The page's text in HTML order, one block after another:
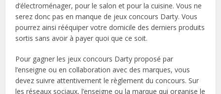
d’électroménager, pour le salon et pour la cuisine. Vous ne
serez donc pas en manque de jeux concours Darty. Vous
pourrez ainsi rééquiper votre domicile des derniers produits
sortis sans avoir à payer quoi que ce soit.
Pour gagner les jeux concours Darty proposé par
l’enseigne ou en collaboration avec des marques, vous
devez suivre attentivement le règlement du concours. Sur
les réseaux sociaux, l’enseigne ou la marque qui organise le